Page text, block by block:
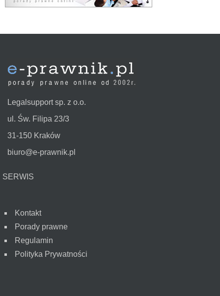
Legalsupport sp. z o.o.
ul. Św. Filipa 23/3
31-150 Kraków
biuro@e-prawnik.pl
SERWIS
Kontakt
Porady prawne
Regulamin
Polityka Prywatności